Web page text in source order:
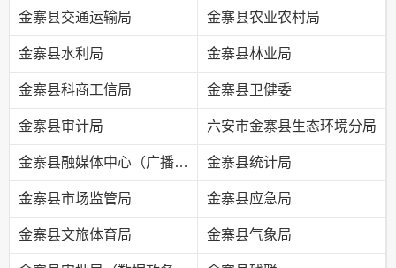
金寨县交通运输局 金寨县农业农村局
金寨县水利局 金寨县林业局
金寨县科商工信局 金寨县卫健委
金寨县审计局 六安市金寨县生态环境分局
金寨县融媒体中心（广播电视台） 金寨县统计局
金寨县市场监管局 金寨县应急局
金寨县文旅体育局 金寨县气象局